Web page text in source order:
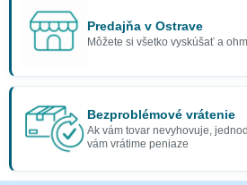
Predajňa v Ostrave
Môžete si všetko vyskúšať a
Bezproblémové vrátenie
Ak vám tovar nevyhovuje,
vám vrátime peniaze